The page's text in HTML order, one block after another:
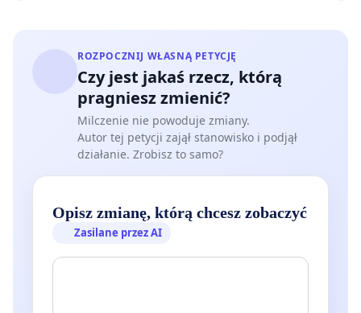
ROZPOCZNIJ WŁASNĄ PETYCJĘ
Czy jest jakaś rzecz, którą
pragniesz zmienić?
Milczenie nie powoduje zmiany.
Autor tej petycji zajął stanowisko i podjął
działanie. Zrobisz to samo?
Opisz zmianę, którą chcesz zobaczyć
Zasilane przez AI